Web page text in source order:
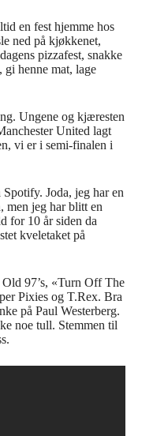
en fest hjemme hos
ned på kjøkkenet,
pizzafest, snakke
gi henne mat, lage
Ungene og kjæresten
United lagt
vi er i semi-finalen i
Joda, jeg har en
men jeg har blitt en
for 10 år siden da
kveletaket på
97’s, «Turn Off The
Pixies og T.Rex. Bra
på Paul Westerberg.
noe tull. Stemmen til